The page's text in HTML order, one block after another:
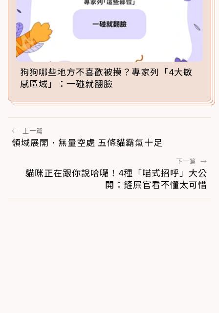
狗狗哪些地方不喜歡被摸？專家列「4大敏
感區域」：一碰就翻臉
← 上一篇
領域展開．無量空處 五條貓霸氣十足
下一篇 →
貓咪正在跟你說哈囉！4種「喵式招呼」大公
開：鏟屎官看不懂太可惜